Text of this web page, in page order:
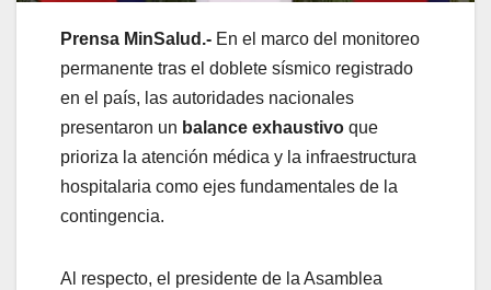
Prensa MinSalud.- En el marco del monitoreo
permanente tras el doblete sísmico registrado
en el país, las autoridades nacionales
presentaron un balance exhaustivo que
prioriza la atención médica y la infraestructura
hospitalaria como ejes fundamentales de la
contingencia.
Al respecto, el presidente de la Asamblea